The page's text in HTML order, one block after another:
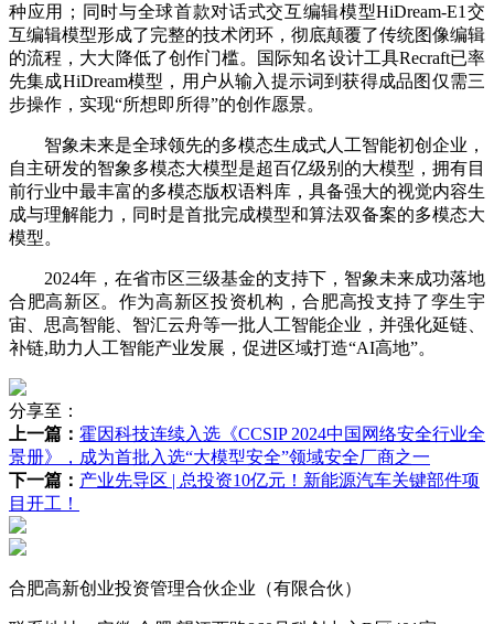
种应用；同时与全球首款对话式交互编辑模型HiDream-E1交
互编辑模型形成了完整的技术闭环，彻底颠覆了传统图像编辑
的流程，大大降低了创作门槛。国际知名设计工具Recraft已率
先集成HiDream模型，用户从输入提示词到获得成品图仅需三
步操作，实现“所想即所得”的创作愿景。
智象未来是全球领先的多模态生成式人工智能初创企业，
自主研发的智象多模态大模型是超百亿级别的大模型，拥有目
前行业中最丰富的多模态版权语料库，具备强大的视觉内容生
成与理解能力，同时是首批完成模型和算法双备案的多模态大
模型。
2024年，在省市区三级基金的支持下，智象未来成功落地
合肥高新区。作为高新区投资机构，合肥高投支持了孪生宇
宙、思高智能、智汇云舟等一批人工智能企业，并强化延链、
补链,助力人工智能产业发展，促进区域打造“AI高地”。
分享至：
上一篇： 霍因科技连续入选《CCSIP 2024中国网络安全行业全
景册》，成为首批入选“大模型安全”领域安全厂商之一
下一篇： 产业先导区 | 总投资10亿元！新能源汽车关键部件项
目开工！
合肥高新创业投资管理合伙企业（有限合伙）